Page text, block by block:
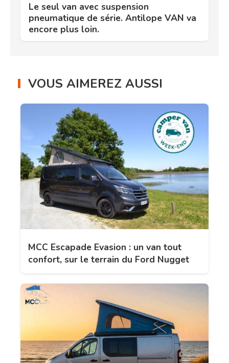
Le seul van avec suspension
pneumatique de série. Antilope VAN va
encore plus loin.
VOUS AIMEREZ AUSSI
MCC Escapade Evasion : un van tout
confort, sur le terrain du Ford Nugget